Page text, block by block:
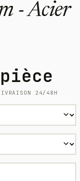
- Acier
24/48H